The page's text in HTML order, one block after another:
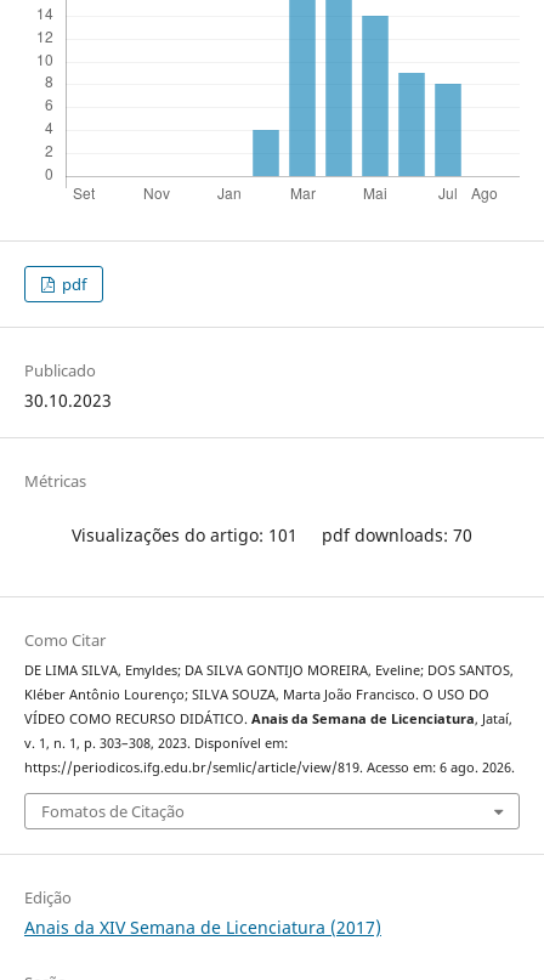
pdf
Publicado
30.10.2023
Métricas
Visualizações do artigo: 101 pdf downloads: 70
Como Citar
DE LIMA SILVA, Emyldes; DA SILVA GONTIJO MOREIRA, Eveline; DOS SANTOS,
Kléber Antônio Lourenço; SILVA SOUZA, Marta João Francisco. O USO DO
VÍDEO COMO RECURSO DIDÁTICO. Anais da Semana de Licenciatura, Jataí,
v. 1, n. 1, p. 303–308, 2023. Disponível em:
https://periodicos.ifg.edu.br/semlic/article/view/819. Acesso em: 6 ago. 2026.
Fomatos de Citação
Edição
Anais da XIV Semana de Licenciatura (2017)